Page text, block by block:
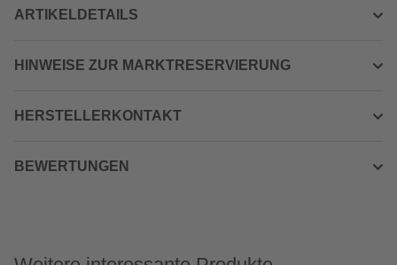
ARTIKELDETAILS
HINWEISE ZUR MARKTRESERVIERUNG
HERSTELLERKONTAKT
BEWERTUNGEN